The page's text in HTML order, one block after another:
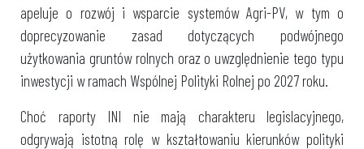
apeluje o rozwój i wsparcie systemów Agri-PV, w tym o
doprecyzowanie zasad dotyczących podwójnego
użytkowania gruntów rolnych oraz o uwzględnienie tego typu
inwestycji w ramach Wspólnej Polityki Rolnej po 2027 roku.
Choć raporty INI nie mają charakteru legislacyjnego,
odgrywają istotną rolę w kształtowaniu kierunków polityki